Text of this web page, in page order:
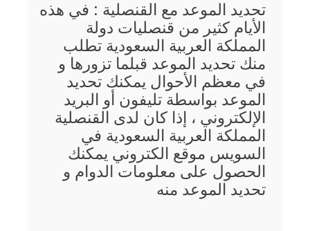
تحديد الموعد مع القنصلية : في هذه
الأيام كثير من قنصليات دولة
المملكة العربية السعودية تطلب
منك تحديد الموعد قبلما تزورها و
في معظم الأحوال يمكنك تحديد
الموعد بواسطة تليفون أو البريد
الإلكتروني ، إذا كان لدى القنصلية
المملكة العربية السعودية في
السويس موقع الكتروني يمكنك
الحصول على معلومات الدوام و
تحديد الموعد منه